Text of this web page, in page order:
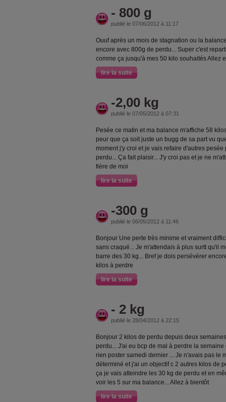
- 800 g
publié le 07/06/2012 à 11:17
Ouuf après un mois de stagnation ou la
encore avec 800g de perdu... Super c'est
comme ça jusqu'à mes 50 kilo souhaités Allez
lire la suite
-2,00 kg
publié le 07/05/2012 à 07:31
Pesée ce matin et ma balance m'affiche 58
peur que ça soit juste un bugg de sa part vu
moment j'y croi et je vais refaire d'autres
perdu... Ça fait plaisir... J'y croi pas et je ne
fière de moi
lire la suite
-300 g
publié le 06/05/2012 à 11:46
Bonjour Une perte très minime et vraiment
sans craqué... Je m'attendais à plus surtt qu'il
barre des 30 kg... Bref je dois persévérer
kilos à perdre
lire la suite
- 2 kg
publié le 28/04/2012 à 22:15
Bonjour 2 kilos de perdu depuis deux
perdu... J'ai eu bcp de mal à perdre la
rien poster samedi dernier ... Je n'avais pas le
déterminé et j'ai un objectif c 2 autres kilos de
ça je vais atteindre les 30 kg de perdu et en
voir les 5 sur ma balance... Allez à bientôt
lire la suite